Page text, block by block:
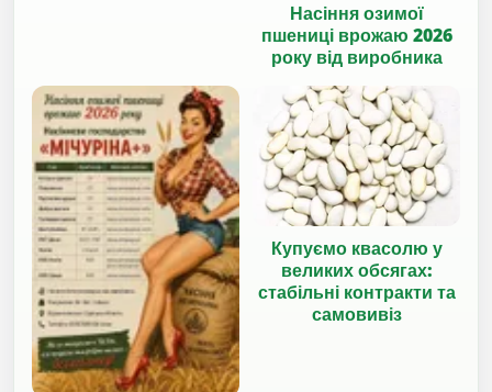
Насіння озимої
пшениці врожаю 2026
року від виробника
Купуємо квасолю у
великих обсягах:
стабільні контракти та
самовивіз